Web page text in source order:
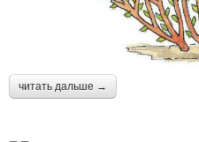
читать дальше →